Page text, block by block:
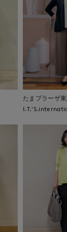
たまプラーザ東